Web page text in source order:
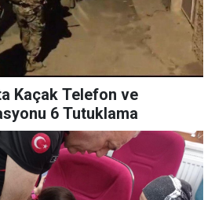
Kaçak Telefon ve
6 Tutuklama